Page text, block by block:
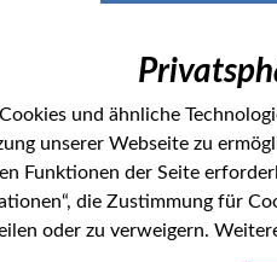
und ähnliche
unserer Webseite zu
Funktionen der Seite
die Zustimmung für
oder zu verweigern.